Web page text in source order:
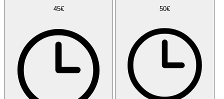
45€ 50€